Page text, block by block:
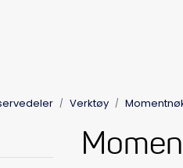
Verktøy